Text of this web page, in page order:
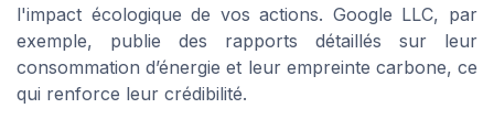
l'impact écologique de vos actions. Google LLC, par
exemple, publie des rapports détaillés sur leur
consommation d’énergie et leur empreinte carbone, ce
qui renforce leur crédibilité.